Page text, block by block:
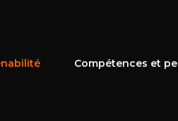
Compétences et